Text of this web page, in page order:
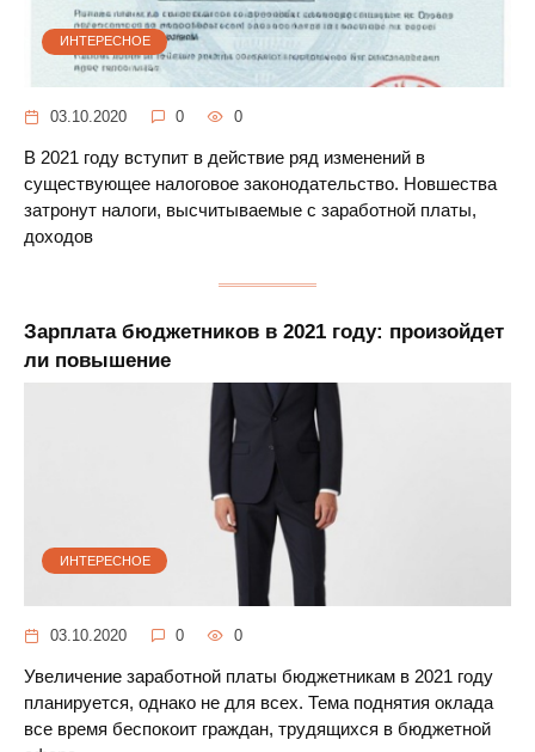
ИНТЕРЕСНОЕ
03.10.2020 0 0
В 2021 году вступит в действие ряд изменений в
существующее налоговое законодательство. Новшества
затронут налоги, высчитываемые с заработной платы,
доходов
Зарплата бюджетников в 2021 году: произойдет
ли повышение
ИНТЕРЕСНОЕ
03.10.2020 0 0
Увеличение заработной платы бюджетникам в 2021 году
планируется, однако не для всех. Тема поднятия оклада
все время беспокоит граждан, трудящихся в бюджетной